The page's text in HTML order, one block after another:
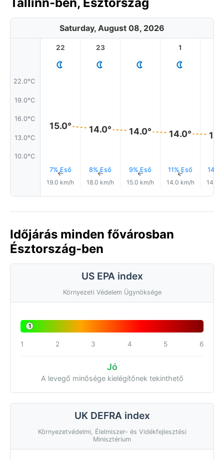
Saturday, August 08, 2026
22.0°C
19.0°C
16.0°C
13.0°C
10.0°C
22
15.0°
7% Eső
↑
19.0 km/h
23
14.0°
8% Eső
↑
18.0 km/h
14.0°
9% Eső
↑
15.0 km/h
1
14.0°
11% Eső
↑
14.0 km/h
14%
14.0
Időjárás minden fővárosban
Észtország-ben
US EPA index
Környezeti Védelem Ügynöksége
1
1 2 3 4 5 6
Jó
A levegő minősége kielégítőnek tekinthető
UK DEFRA index
Környezetvédelmi, Élelmiszer- és Vidékfejlesztési
Minisztérium